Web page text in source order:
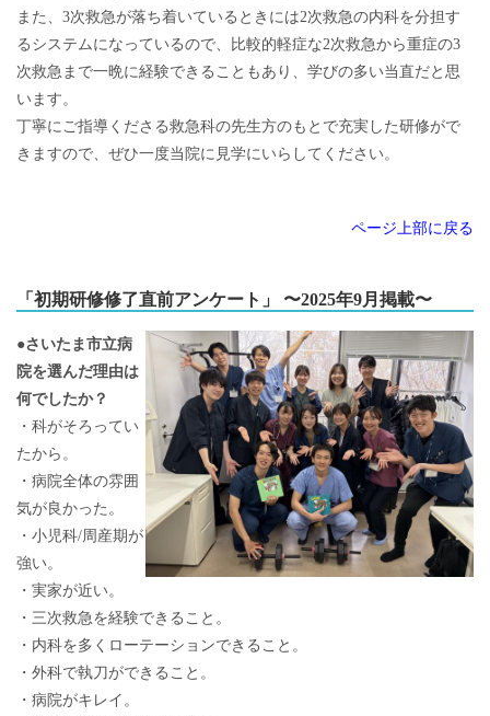
また、3次救急が落ち着いているときには2次救急の内科を分担す
るシステムになっているので、比較的軽症な2次救急から重症の3
次救急まで一晩に経験できることもあり、学びの多い当直だと思
います。
丁寧にご指導くださる救急科の先生方のもとで充実した研修がで
きますので、ぜひ一度当院に見学にいらしてください。
ページ上部に戻る
「初期研修修了直前アンケート」 〜2025年9月掲載〜
●さいたま市立病
院を選んだ理由は
何でしたか？
・科がそろってい
たから。
・病院全体の雰囲
気が良かった。
・小児科/周産期が
強い。
・実家が近い。
・三次救急を経験できること。
・内科を多くローテーションできること。
・外科で執刀ができること。
・病院がキレイ。